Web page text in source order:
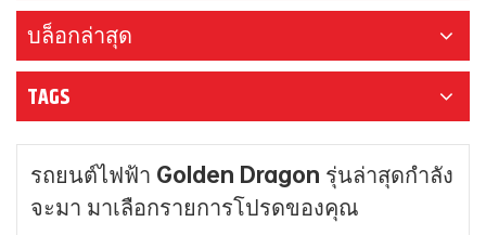
บล็อกล่าสุด
TAGS
รถยนต์ไฟฟ้า Golden Dragon รุ่นล่าสุดกำลัง
จะมา มาเลือกรายการโปรดของคุณ